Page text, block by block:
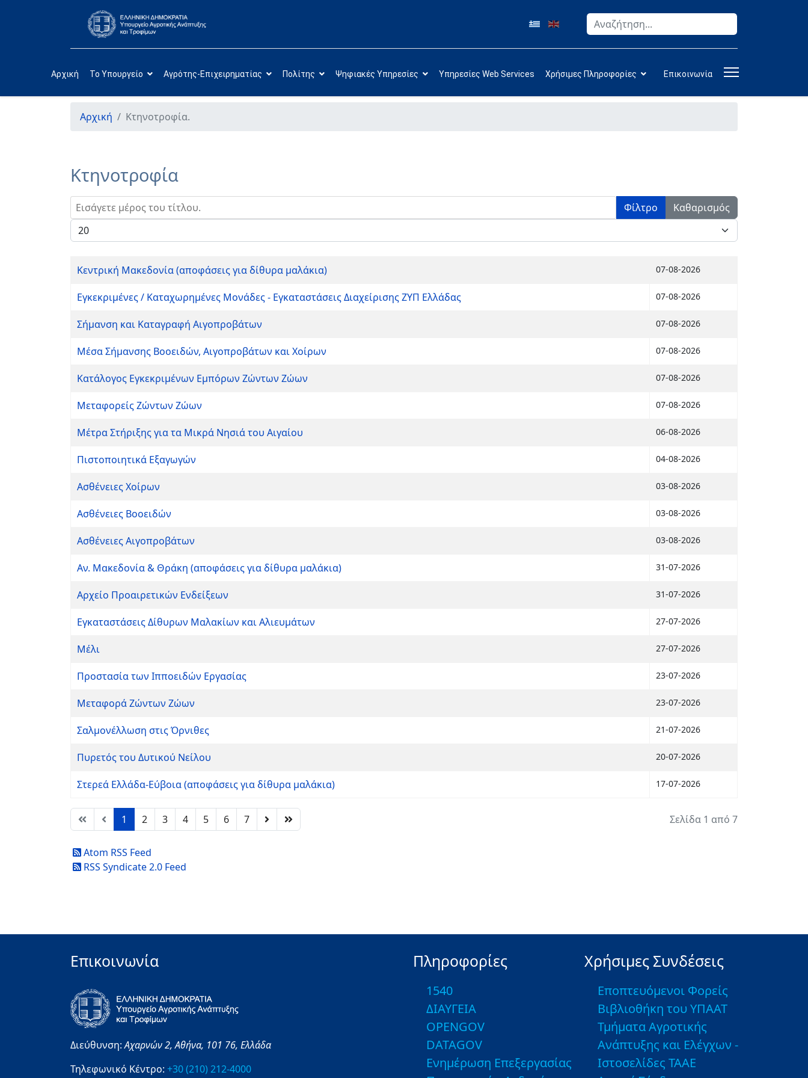
Αναζήτηση
Αρχική Το Υπουργείο Αγρότης-Επιχειρηματίας Πολίτης Ψηφιακές Υπηρεσίες Υπηρεσίες Web Services Χρήσιμες Πληροφορίες Επικοινωνία
Αρχική Κτηνοτροφία.
Κτηνοτροφία
Εισάγετε μέρος του τίτλου. Φίλτρο
Καθαρισμός
Εμφάνιση #
Κεντρική Μακεδονία (αποφάσεις για δίθυρα μαλάκια) 07-08-2026
Εγκεκριμένες / Καταχωρημένες Μονάδες - Εγκαταστάσεις Διαχείρισης ΖΥΠ Ελλάδας 07-08-2026
Σήμανση και Καταγραφή Αιγοπροβάτων 07-08-2026
Μέσα Σήμανσης Βοοειδών, Αιγοπροβάτων και Χοίρων 07-08-2026
Κατάλογος Εγκεκριμένων Εμπόρων Ζώντων Ζώων 07-08-2026
Μεταφορείς Ζώντων Ζώων 07-08-2026
Μέτρα Στήριξης για τα Μικρά Νησιά του Αιγαίου 06-08-2026
Πιστοποιητικά Εξαγωγών 04-08-2026
Ασθένειες Χοίρων 03-08-2026
Ασθένειες Βοοειδών 03-08-2026
Ασθένειες Αιγοπροβάτων 03-08-2026
Αν. Μακεδονία & Θράκη (αποφάσεις για δίθυρα μαλάκια) 31-07-2026
Αρχείο Προαιρετικών Ενδείξεων 31-07-2026
Εγκαταστάσεις Δίθυρων Μαλακίων και Αλιευμάτων 27-07-2026
Μέλι 27-07-2026
Προστασία των Ιπποειδών Εργασίας 23-07-2026
Μεταφορά Ζώντων Ζώων 23-07-2026
Σαλμονέλλωση στις Όρνιθες 21-07-2026
Πυρετός του Δυτικού Νείλου 20-07-2026
Στερεά Ελλάδα-Εύβοια (αποφάσεις για δίθυρα μαλάκια) 17-07-2026
1 2 3 4 5 6 7 Σελίδα 1 από 7
Atom RSS Feed
RSS Syndicate 2.0 Feed
Επικοινωνία
Διεύθυνση:Αχαρνών 2,Αθήνα, 101 76, Ελλάδα
Τηλεφωνικό Κέντρο: +30 (210) 212-4000
Πληροφορίες
1540
ΔΙΑΥΓΕΙΑ
OPENGOV
DATAGOV
Ενημέρωση Επεξεργασίας
Χρήσιμες Συνδέσεις
Εποπτευόμενοι Φορείς
Βιβλιοθήκη του ΥΠΑΑΤ
Τμήματα Αγροτικής
Ανάπτυξης και Ελέγχων -
Ιστοσελίδες ΤΑΑΕ